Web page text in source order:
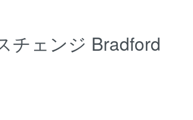
チェンジ Bradford